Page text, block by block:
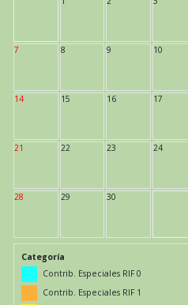
7 8 9 10
14 15 16 17
21 22 23 24
28 29 30
Categoría
Contrib. Especiales RIF 0
Contrib. Especiales RIF 1